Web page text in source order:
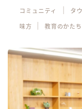
コミュニティ ｜ タ
味方
｜教育のかたち